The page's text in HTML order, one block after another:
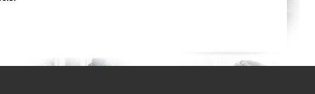
Le Mans